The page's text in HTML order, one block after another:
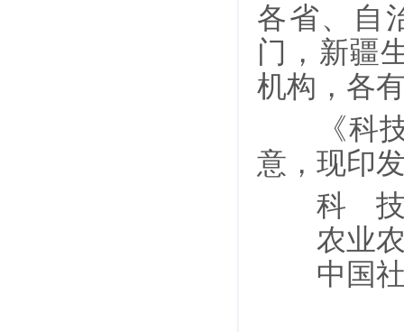
各省、自
门，新疆
机构，各
《科技
意，现印
科 技
农业农
中国